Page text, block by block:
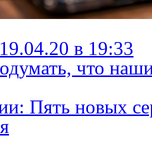
в 19:33
что
Пять новых